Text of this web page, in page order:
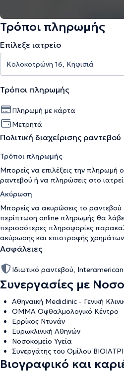
Τρόποι πληρωμής
Επίλεξε ιατρείο
Τρόποι πληρωμής
Πληρωμή με κάρτα
Μετρητά
Πολιτική διαχείρισης ραντεβού
Τρόποι πληρωμής
Μπορείς να επιλέξεις την πληρωμή
ραντεβού ή να πληρώσεις στο
Ακύρωση
Μπορείς να ακυρώσεις το
περίπτωση online πληρωμής θα
περισσότερες πληροφορίες
ακύρωσης και επιστροφής χρημάτων
Ασφάλειες
Ιδιωτικό ραντεβού, Interamerican
Συνεργασίες με
Αθηναϊκή Mediclinic - Γενική
ΟΜΜΑ Οφθαλμολογικό Κέντρο
Ερρίκος Ντυνάν
Ευρωκλινική Αθηνών
Νοσοκομείο Υγεία
Συνεργάτης του Ομίλου
Βιογραφικό και